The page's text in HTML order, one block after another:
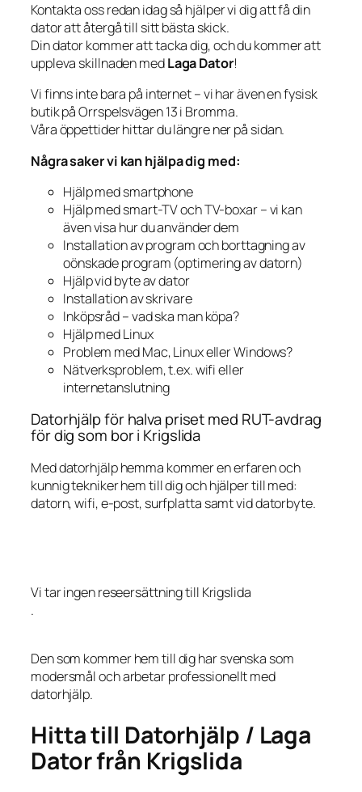
Kontakta oss redan idag så hjälper vi dig att få din
dator att återgå till sitt bästa skick.
Din dator kommer att tacka dig, och du kommer att
uppleva skillnaden medLaga Dator!
Vi finns inte bara på internet – vi har även en fysisk
butik på Orrspelsvägen 13 i Bromma.
Våra öppettider hittar du längre ner på sidan.
Några saker vi kan hjälpa dig med:
Hjälp med smartphone
Hjälp med smart-TV och TV-boxar – vi kan
även visa hur du använder dem
Installation av program och borttagning av
oönskade program (optimering av datorn)
Hjälp vid byte av dator
Installation av skrivare
Inköpsråd – vad ska man köpa?
Hjälp med Linux
Problem med Mac, Linux eller Windows?
Nätverksproblem, t.ex. wifi eller
internetanslutning
Datorhjälp för halva priset med RUT-avdrag
för dig som bor i Krigslida
Med datorhjälp hemma kommer en erfaren och
kunnig tekniker hem till dig och hjälper till med:
datorn, wifi, e-post, surfplatta samt vid datorbyte.
Vi tar ingen reseersättning till Krigslida
.
Den som kommer hem till dig har svenska som
modersmål och arbetar professionellt med
datorhjälp.
Hitta till Datorhjälp / Laga
Dator från Krigslida